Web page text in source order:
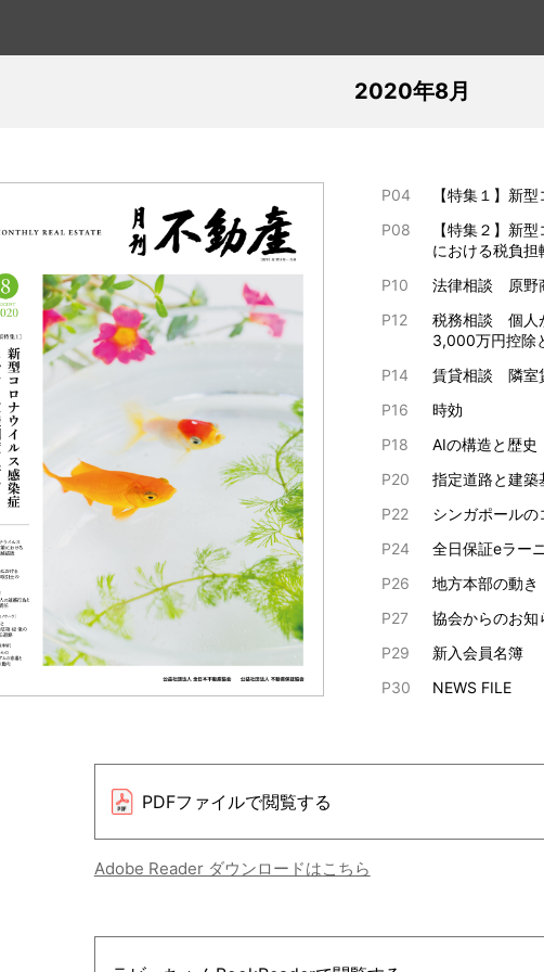
2020年8月
P04
【特集１】新
P08
【特集２】新
における税負担
P10
法律相談 原野
P12
税務相談 個人
3,000万円控除
P14
賃貸相談 隣室
P16
時効
P18
AIの構造と歴史
P20
指定道路と建築
P22
シンガポールの
P24
全日保証eラー
P26
地方本部の動き
P27
協会からのお知
P29
新入会員名簿
P30
NEWS FILE
PDFファイルで閲覧する
Adobe Reader ダウンロードはこちら